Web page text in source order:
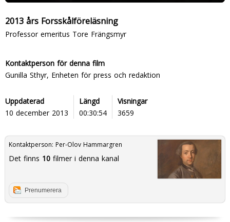
2013 års Forsskålföreläsning
Professor emeritus Tore Frängsmyr
Kontaktperson för denna film
Gunilla Sthyr, Enheten för press och redaktion
Uppdaterad
10 december 2013
Längd
00:30:54
Visningar
3659
Kontaktperson: Per-Olov Hammargren
Det finns 10filmer i denna kanal
Prenumerera